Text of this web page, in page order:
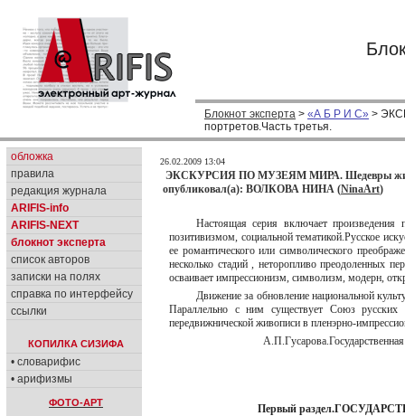
Блокнот эксперта > «А Б Р И С» >
портретов.Часть третья.
обложка
правила
редакция журнала
ARIFIS-info
ARIFIS-NEXT
блокнот эксперта
список авторов
записки на полях
справка по интерфейсу
ссылки
КОПИЛКА СИЗИФА
• словарифис
• арифизмы
ФОТО-АРТ
26.02.2009 13:04
ЭКСКУРСИЯ ПО МУЗЕЯМ МИРА. Шедевры
опубликовал(а): ВОЛКОВА НИНА (NinaArt)
Настоящая серия включает
позитивизмом, социальной тематикой.Русское
ее романтического или символического
несколько стадий , неторопливо преодоленных
осваивает импрессионизм, символизм, модерн,
Движение за обновление национальной
Параллельно с ним существует Союз
передвижнической живописи в пленэрно-
Первый